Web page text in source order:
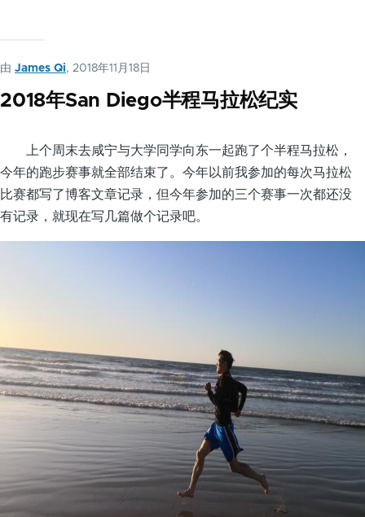
由 James Qi, 2018年11月18日
2018年San Diego半程马拉松纪实
上个周末去咸宁与大学同学向东一起跑了个半程马拉松，
今年的跑步赛事就全部结束了。今年以前我参加的每次马拉松
比赛都写了博客文章记录，但今年参加的三个赛事一次都还没
有记录，就现在写几篇做个记录吧。